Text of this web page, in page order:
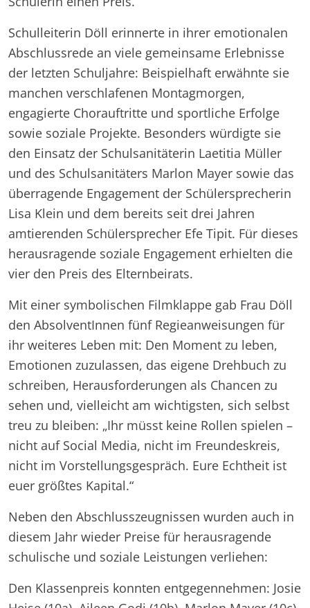
Schulleiterin Döll erinnerte in ihrer emotionalen
Abschlussrede an viele gemeinsame Erlebnisse
der letzten Schuljahre: Beispielhaft erwähnte sie
manchen verschlafenen Montagmorgen,
engagierte Chorauftritte und sportliche Erfolge
sowie soziale Projekte. Besonders würdigte sie
den Einsatz der Schulsanitäterin Laetitia Müller
und des Schulsanitäters Marlon Mayer sowie das
überragende Engagement der Schülersprecherin
Lisa Klein und dem bereits seit drei Jahren
amtierenden Schülersprecher Efe Tipit. Für dieses
herausragende soziale Engagement erhielten die
vier den Preis des Elternbeirats.
Mit einer symbolischen Filmklappe gab Frau Döll
den AbsolventInnen fünf Regieanweisungen für
ihr weiteres Leben mit: Den Moment zu leben,
Emotionen zuzulassen, das eigene Drehbuch zu
schreiben, Herausforderungen als Chancen zu
sehen und, vielleicht am wichtigsten, sich selbst
treu zu bleiben: „Ihr müsst keine Rollen spielen –
nicht auf Social Media, nicht im Freundeskreis,
nicht im Vorstellungsgespräch. Eure Echtheit ist
euer größtes Kapital.“
Neben den Abschlusszeugnissen wurden auch in
diesem Jahr wieder Preise für herausragende
schulische und soziale Leistungen verliehen:
Den Klassenpreis konnten entgegennehmen: Josie